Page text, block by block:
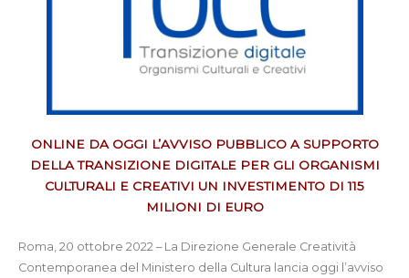
ONLINE DA OGGI L’AVVISO PUBBLICO A SUPPORTO
DELLA TRANSIZIONE DIGITALE PER GLI ORGANISMI
CULTURALI E CREATIVI UN INVESTIMENTO DI 115
MILIONI DI EURO
Roma, 20 ottobre 2022 – La Direzione Generale Creatività
Contemporanea del Ministero della Cultura lancia oggi l’avviso